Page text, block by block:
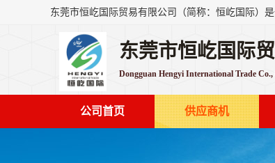
东莞市恒屹国际
Dongguan Hengyi International Trade
公司首页 供应商机